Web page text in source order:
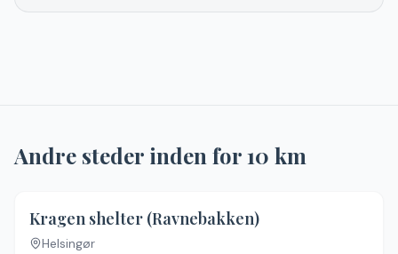
Andre steder inden for10 km
Kragen shelter (Ravnebakken)
Helsingør